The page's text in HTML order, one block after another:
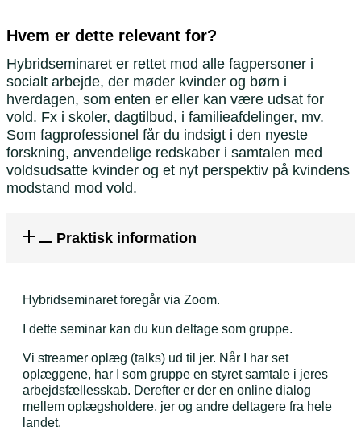
Hvem er dette relevant for?
Hybridseminaret er rettet mod alle fagpersoner i
socialt arbejde, der møder kvinder og børn i
hverdagen, som enten er eller kan være udsat for
vold. Fx i skoler, dagtilbud, i familieafdelinger, mv.
Som fagprofessionel får du indsigt i den nyeste
forskning, anvendelige redskaber i samtalen med
voldsudsatte kvinder og et nyt perspektiv på kvindens
modstand mod vold.
Praktisk information
Hybridseminaret foregår via Zoom.
I dette seminar kan du kun deltage som gruppe.
Vi streamer oplæg (talks) ud til jer. Når I har set
oplæggene, har I som gruppe en styret samtale i jeres
arbejdsfællesskab. Derefter er der en online dialog
mellem oplægsholdere, jer og andre deltagere fra hele
landet.